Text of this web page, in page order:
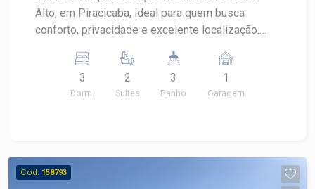
Alto, em Piracicaba, ideal para quem busca
conforto, privacidade e excelente localização.
espaço com churrasqueira, este imóvel oferece
praticidade para o dia a dia em um dos bairros
mais tradicionais de Piracicaba.
- Cozinha funcional - Banheiro social - Área com
churrasqueira - 1 vaga de garagem - Ambientes
3
Dorm.
2
Suítes
3
Banho
1
Garagem
Cód. 158793